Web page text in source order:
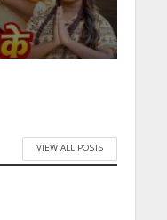
VIEW ALL POSTS